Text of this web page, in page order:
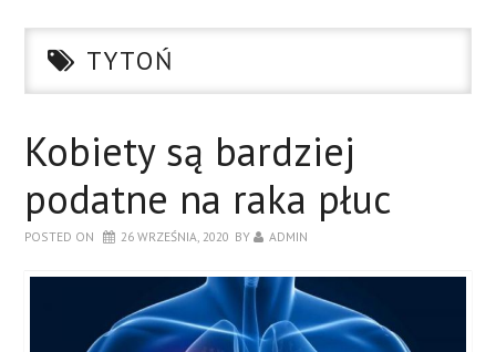
STUDIA
KONTAKT
TYTOŃ
Kobiety są bardziej
podatne na raka płuc
POSTED ON 26 WRZEŚNIA, 2020 BY ADMIN